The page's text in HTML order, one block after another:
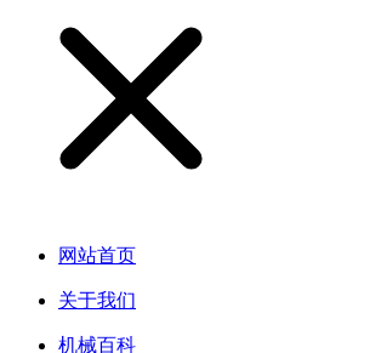
网站首页
关于我们
机械百科